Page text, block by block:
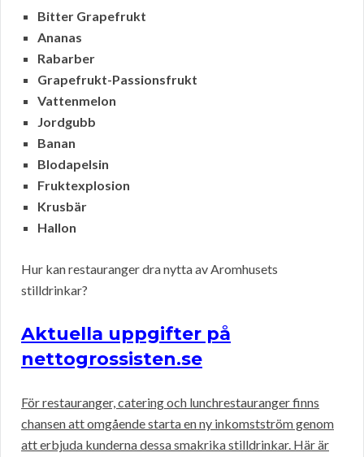
Bitter Grapefrukt
Ananas
Rabarber
Grapefrukt-Passionsfrukt
Vattenmelon
Jordgubb
Banan
Blodapelsin
Fruktexplosion
Krusbär
Hallon
Hur kan restauranger dra nytta av Aromhusets
stilldrinkar?
Aktuella uppgifter på
nettogrossisten.se
För restauranger, catering och lunchrestauranger finns
chansen att omgående starta en ny inkomstström genom
att erbjuda kunderna dessa smakrika stilldrinkar. Här är